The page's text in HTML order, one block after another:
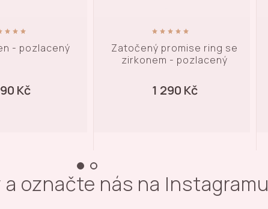
ring se
Kč
Dvoubarevný dvousečný
prsten
990 Kč
označte nás na Instagramu